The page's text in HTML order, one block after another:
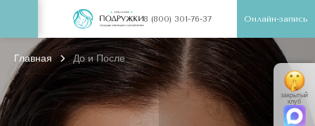
8 (800) 301-76-37 Онлайн-запись
Главная До и После
закрытый
клуб